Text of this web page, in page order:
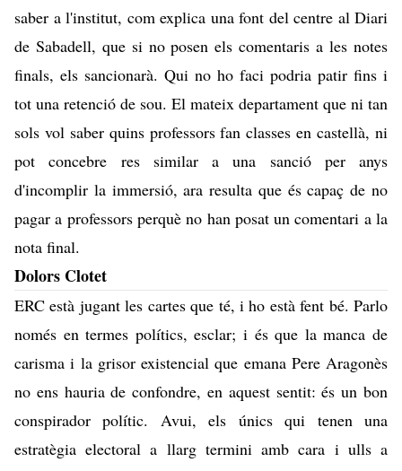
saber a l'institut, com explica una font del centre al Diari
de Sabadell, que si no posen els comentaris a les notes
finals, els sancionarà. Qui no ho faci podria patir fins i
tot una retenció de sou. El mateix departament que ni tan
sols vol saber quins professors fan classes en castellà, ni
pot concebre res similar a una sanció per anys
d'incomplir la immersió, ara resulta que és capaç de no
pagar a professors perquè no han posat un comentari a la
nota final.
Dolors Clotet
ERC està jugant les cartes que té, i ho està fent bé. Parlo
només en termes polítics, esclar; i és que la manca de
carisma i la grisor existencial que emana Pere Aragonès
no ens hauria de confondre, en aquest sentit: és un bon
conspirador polític. Avui, els únics qui tenen una
estratègia electoral a llarg termini amb cara i ulls a